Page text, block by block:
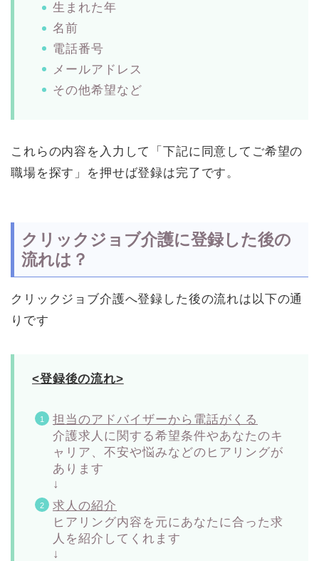
生まれた年
名前
電話番号
メールアドレス
その他希望など
これらの内容を入力して「下記に同意してご希望の
職場を探す」を押せば登録は完了です。
クリックジョブ介護に登録した後の
流れは？
クリックジョブ介護へ登録した後の流れは以下の通
りです
<登録後の流れ>
担当のアドバイザーから電話がくる
介護求人に関する希望条件やあなたのキ
ャリア、不安や悩みなどのヒアリングが
あります
↓
求人の紹介
ヒアリング内容を元にあなたに合った求
人を紹介してくれます
↓